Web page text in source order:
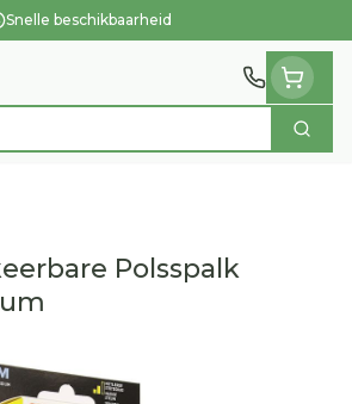
Snelle beschikbaarheid
Zoek
Polsspalk